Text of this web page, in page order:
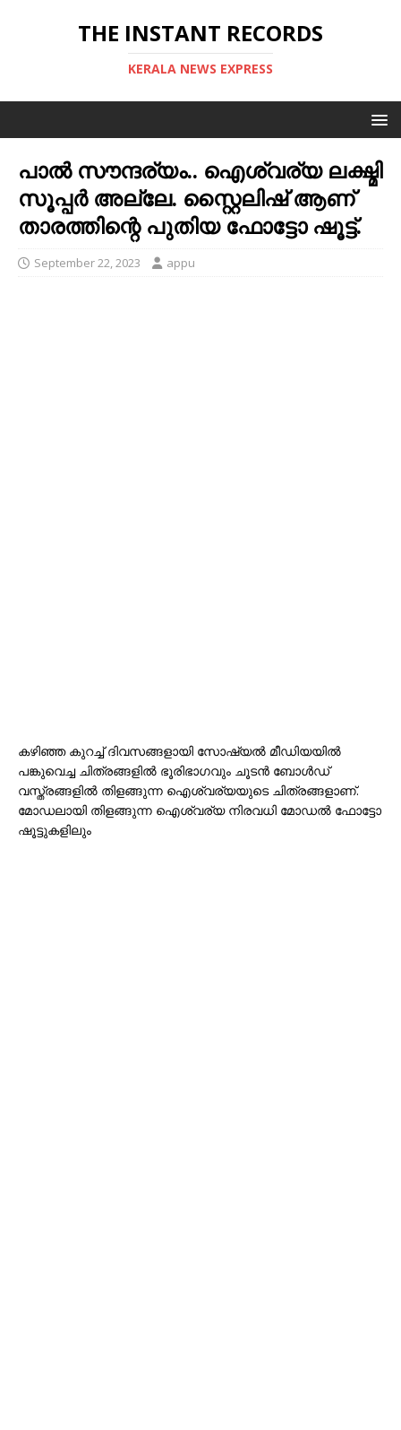
THE INSTANT RECORDS
KERALA NEWS EXPRESS
പാല്‍ സൗന്ദര്യം.. ഐശ്വര്യ ലക്ഷ്മി
സൂപ്പർ അല്ലേ. സ്റ്റൈലിഷ് ആണ്
താരത്തിന്റെ പുതിയ ഫോട്ടോ ഷൂട്ട്.
September 22, 2023 appu
കഴിഞ്ഞ കുറച്ച് ദിവസങ്ങളായി സോഷ്യൽ മീഡിയയിൽ
പങ്കുവെച്ച ചിത്രങ്ങളിൽ ഭൂരിഭാഗവും ചൂടൻ ബോൾഡ്
വസ്ത്രങ്ങളിൽ തിളങ്ങുന്ന ഐശ്വര്യയുടെ ചിത്രങ്ങളാണ്.
മോഡലായി തിളങ്ങുന്ന ഐശ്വര്യ നിരവധി മോഡൽ ഫോട്ടോ
ഷൂട്ടുകളിലും